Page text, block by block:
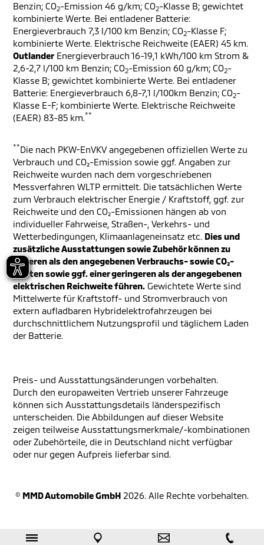
Benzin; CO2-Emission 46 g/km; CO2-Klasse B; gewichtet
kombinierte Werte. Bei entladener Batterie:
Energieverbrauch 7,3 l/100 km Benzin; CO2-Klasse F;
kombinierte Werte. Elektrische Reichweite (EAER) 45 km.
Outlander Energieverbrauch 16-19,1 kWh/100 km Strom &
2,6-2,7 l/100 km Benzin; CO2-Emission 60 g/km; CO2-
Klasse B; gewichtet kombinierte Werte. Bei entladener
Batterie: Energieverbrauch 6,8-7,1 l/100km Benzin; CO2-
Klasse E-F; kombinierte Werte. Elektrische Reichweite
(EAER) 83-85 km.**
**Die nach PKW-EnVKV angegebenen offiziellen Werte zu
Verbrauch und CO₂-Emission sowie ggf. Angaben zur
Reichweite wurden nach dem vorgeschriebenen
Messverfahren WLTP ermittelt. Die tatsächlichen Werte
zum Verbrauch elektrischer Energie / Kraftstoff, ggf. zur
Reichweite und den CO₂-Emissionen hängen ab von
individueller Fahrweise, Straßen-, Verkehrs- und
Wetterbedingungen, Klimaanlageneinsatz etc. Dies und
zusätzliche Ausstattungen sowie Zubehör können zu
höheren als den angegebenen Verbrauchs- sowie CO₂-
Werten sowie ggf. einer geringeren als der angegebenen
elektrischen Reichweite führen. Gewichtete Werte sind
Mittelwerte für Kraftstoff- und Stromverbrauch von
extern aufladbaren Hybridelektrofahrzeugen bei
durchschnittlichem Nutzungsprofil und täglichem Laden
der Batterie.
Preis- und Ausstattungsänderungen vorbehalten.
Durch den europaweiten Vertrieb unserer Fahrzeuge
können sich Ausstattungsdetails länderspezifisch
unterscheiden. Die Abbildungen auf dieser Website
zeigen teilweise Ausstattungsmerkmale/-kombinationen
oder Zubehörteile, die in Deutschland nicht verfügbar
oder nur gegen Aufpreis lieferbar sind.
© MMD Automobile GmbH 2026. Alle Rechte vorbehalten.